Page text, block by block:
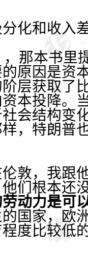
化和收入差
那本书里
原因是资
层获取了
本投降。
会结构变
，特朗普
敦，我跟
们根本还
动力是可
国家，欧
度比较低